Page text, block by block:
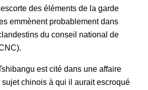
des éléments de la garde
emmènent probablement dans
du conseil national de
est cité dans une affaire
sujet chinois à qui il aurait escroqué